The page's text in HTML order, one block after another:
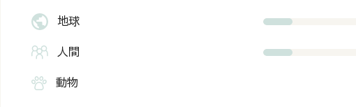
地球
人間
動物